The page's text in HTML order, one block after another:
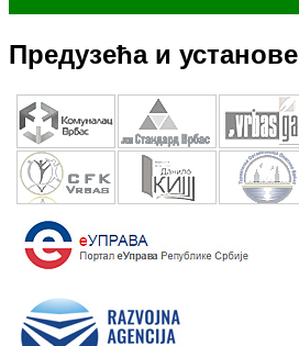
Предузећа и установе